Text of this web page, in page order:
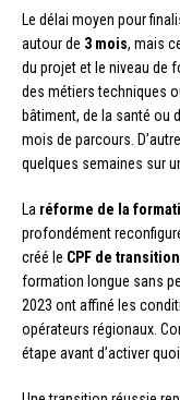
Le délai moyen pour
autour de 3 mois, mais
du projet et le niveau de
des métiers techniques
bâtiment, de la santé ou
mois de parcours.
quelques semaines sur
La réforme de la
profondément
créé le CPF de transition
formation longue sans
2023 ont affiné les
opérateurs régionaux.
étape avant d’activer